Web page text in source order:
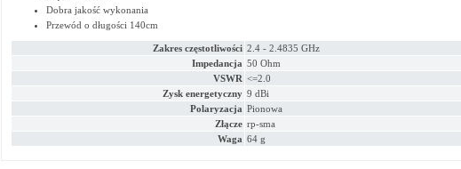
Dobra jakość wykonania
Przewód o długości 140cm
Zakres częstotliwości 2.4 - 2.4835 GHz
Impedancja 50 Ohm
VSWR <=2.0
Zysk energetyczny 9 dBi
Polaryzacja Pionowa
Złącze rp-sma
Waga 64 g